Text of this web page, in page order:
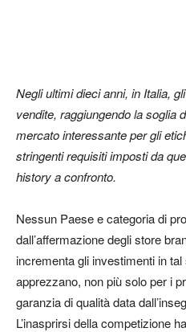
Negli ultimi dieci anni, in Italia,
vendite, raggiungendo la soglia
mercato interessante per gli
stringenti requisiti imposti da
history a confronto.
Nessun Paese e categoria di
dall’affermazione degli store
incrementa gli investimenti in
apprezzano, non più solo per i
garanzia di qualità data
L’inasprirsi della competizione